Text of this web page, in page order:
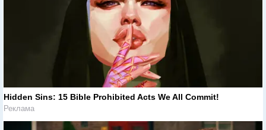
Hidden Sins: 15 Bible Prohibited Acts We All Commit!
Реклама